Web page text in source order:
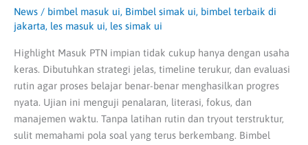
News / bimbel masuk ui, Bimbel simak ui, bimbel terbaik di
jakarta, les masuk ui, les simak ui
Highlight Masuk PTN impian tidak cukup hanya dengan usaha
keras. Dibutuhkan strategi jelas, timeline terukur, dan evaluasi
rutin agar proses belajar benar-benar menghasilkan progres
nyata. Ujian ini menguji penalaran, literasi, fokus, dan
manajemen waktu. Tanpa latihan rutin dan tryout terstruktur,
sulit memahami pola soal yang terus berkembang. Bimbel